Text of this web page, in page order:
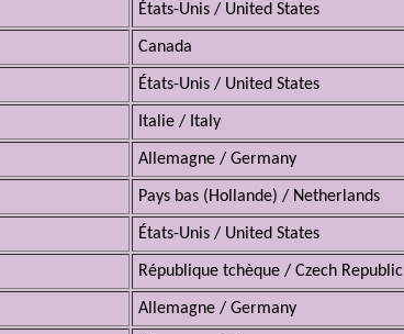
États-Unis / United States
Canada
États-Unis / United States
Italie / Italy
Allemagne / Germany
Pays bas (Hollande) / Netherlands
États-Unis / United States
République tchèque / Czech Republic
Allemagne / Germany